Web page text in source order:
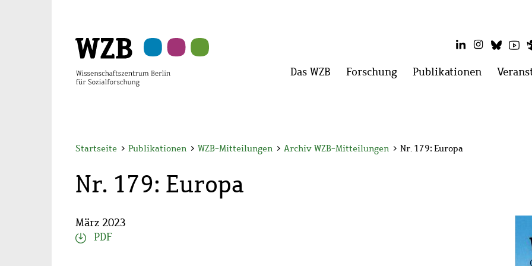
LinkedInInstagram
Hauptmenü
Das WZB Menü
Forschung Menü
Publikationen Menü
Startseite > Publikationen > WZB-Mitteilungen > Archiv WZB-Mitteilungen > Nr. 179: Europa
Nr. 179: Europa
März 2023
PDF